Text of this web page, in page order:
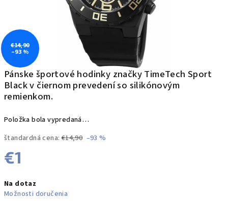
Pánske športové hodinky značky TimeTech Sport
Black v čiernom prevedení so silikónovým
remienkom.
Položka bola vypredaná…
štandardná cena: €14,90 –93 %
€1
cena:
Na dotaz
Možnosti doručenia
€14,90
–93 %